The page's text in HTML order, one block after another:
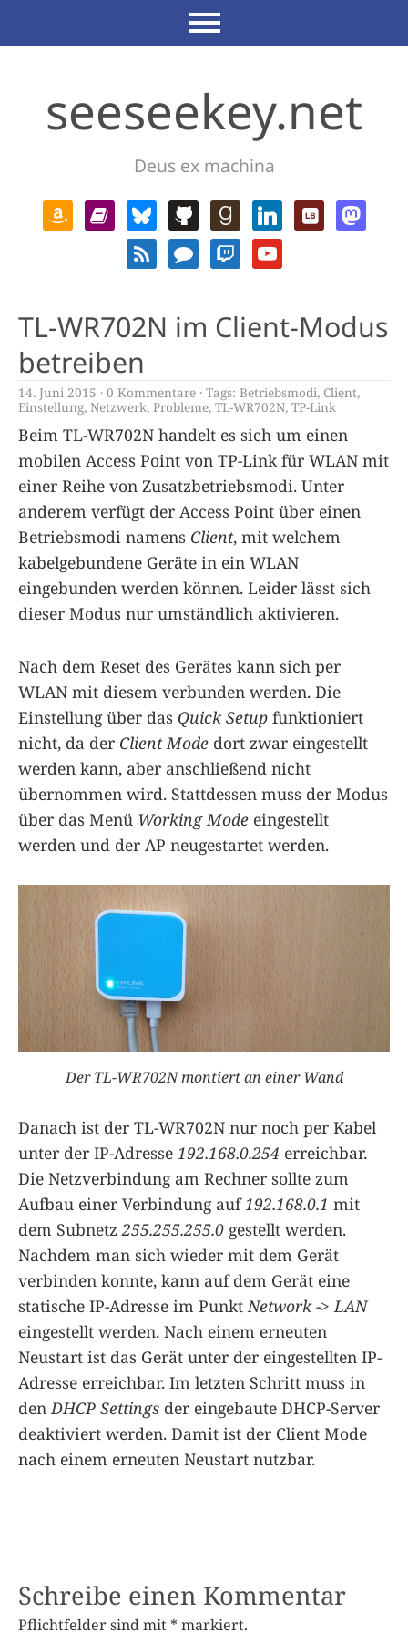
seeseekey.net
Deus ex machina
TL-WR702N im Client-Modus
betreiben
14. Juni 2015 0 Kommentare Tags: Betriebsmodi, Client,
Einstellung, Netzwerk, Probleme, TL-WR702N, TP-Link
Beim TL-WR702N handelt es sich um einen
mobilen Access Point von TP-Link für WLAN mit
einer Reihe von Zusatzbetriebsmodi. Unter
anderem verfügt der Access Point über einen
Betriebsmodi namens Client, mit welchem
kabelgebundene Geräte in ein WLAN
eingebunden werden können. Leider lässt sich
dieser Modus nur umständlich aktivieren.
Nach dem Reset des Gerätes kann sich per
WLAN mit diesem verbunden werden. Die
Einstellung über das Quick Setup funktioniert
nicht, da der Client Mode dort zwar eingestellt
werden kann, aber anschließend nicht
übernommen wird. Stattdessen muss der Modus
über das Menü Working Mode eingestellt
werden und der AP neugestartet werden.
Der TL-WR702N montiert an einer Wand
Danach ist der TL-WR702N nur noch per Kabel
unter der IP-Adresse 192.168.0.254 erreichbar.
Die Netzverbindung am Rechner sollte zum
Aufbau einer Verbindung auf192.168.0.1 mit
dem Subnetz255.255.255.0 gestellt werden.
Nachdem man sich wieder mit dem Gerät
verbinden konnte, kann auf dem Gerät eine
statische IP-Adresse im PunktNetwork->LAN
eingestellt werden. Nach einem erneuten
Neustart ist das Gerät unter der eingestellten IP-
Adresse erreichbar. Im letzten Schritt muss in
denDHCP Settings der eingebaute DHCP-Server
deaktiviert werden. Damit ist der Client Mode
nach einem erneuten Neustart nutzbar.
Schreibe einen Kommentar
Pflichtfelder sind mit * markiert.